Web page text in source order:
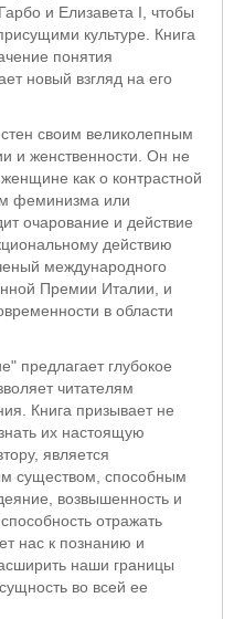
и Елизавета I, чтобы
культуре. Книга
понятия
новый взгляд на его
своим великолепным
и женственности. Он не
как о контрастной
феминизма или
очарование и действие
действию
международного
Премии Италии, и
в области
предлагает глубокое
читателям
Книга призывает не
их настоящую
является
существом, способным
возвышенность и
отражать
нас к познанию и
наши границы
во всей ее